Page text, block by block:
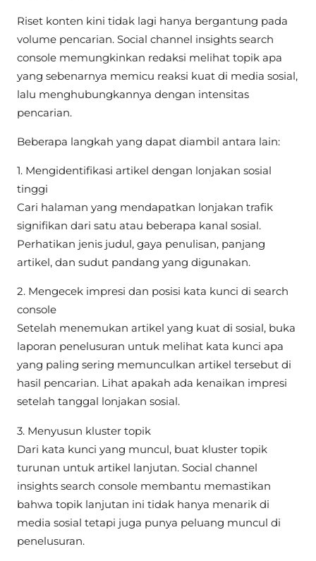
Riset konten kini tidak lagi hanya bergantung pada
volume pencarian. Social channel insights search
console memungkinkan redaksi melihat topik apa
yang sebenarnya memicu reaksi kuat di media sosial,
lalu menghubungkannya dengan intensitas
pencarian.
Beberapa langkah yang dapat diambil antara lain:
1. Mengidentifikasi artikel dengan lonjakan sosial
tinggi
Cari halaman yang mendapatkan lonjakan trafik
signifikan dari satu atau beberapa kanal sosial.
Perhatikan jenis judul, gaya penulisan, panjang
artikel, dan sudut pandang yang digunakan.
2. Mengecek impresi dan posisi kata kunci di search
console
Setelah menemukan artikel yang kuat di sosial, buka
laporan penelusuran untuk melihat kata kunci apa
yang paling sering memunculkan artikel tersebut di
hasil pencarian. Lihat apakah ada kenaikan impresi
setelah tanggal lonjakan sosial.
3. Menyusun kluster topik
Dari kata kunci yang muncul, buat kluster topik
turunan untuk artikel lanjutan. Social channel
insights search console membantu memastikan
bahwa topik lanjutan ini tidak hanya menarik di
media sosial tetapi juga punya peluang muncul di
penelusuran.